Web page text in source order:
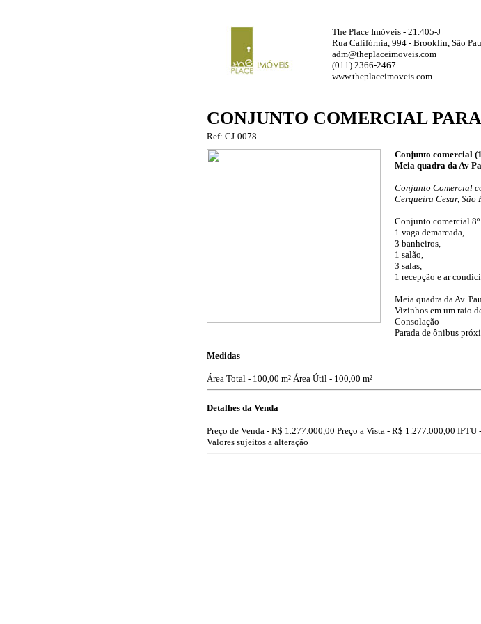
The Place Imóveis - 21.405-J
Rua Califórnia, 994 - Brooklin, São
adm@theplaceimoveis.com
(011) 2366-2467
www.theplaceimoveis.com
CONJUNTO COMERCIAL
Ref: CJ-0078
Conjunto comercial
Meia quadra da Av
Conjunto Comercial
Cerqueira Cesar, São
Conjunto comercial 8º
1 vaga demarcada,
3 banheiros,
1 salão,
3 salas,
1 recepção e ar
Meia quadra da Av.
Vizinhos em um raio
Consolação
Parada de ônibus
Medidas
Área Total - 100,00 m² Área Útil - 100,00 m²
Detalhes da Venda
Preço de Venda - R$ 1.277.000,00 Preço a Vista - R$ 1.277.000,00 IPTU -
Valores sujeitos a alteração